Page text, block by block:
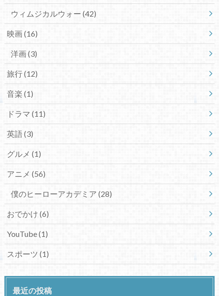
ウィムジカルウォー (42)
映画(16)
洋画(3)
旅行(12)
音楽 (1)
ドラマ (11)
英語(3)
グルメ (1)
アニメ (56)
僕のヒーローアカデミア (28)
おでかけ (6)
YouTube(1)
スポーツ (1)
最近の投稿